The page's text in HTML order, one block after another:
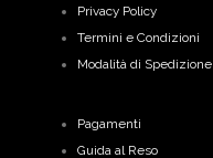
Privacy Policy
Termini e Condizioni
Modalità di Spedizione
Pagamenti
Guida al Reso